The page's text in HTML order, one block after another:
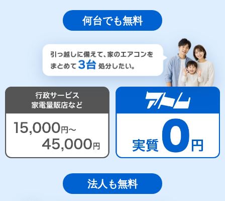
何台でも無料
法人も無料